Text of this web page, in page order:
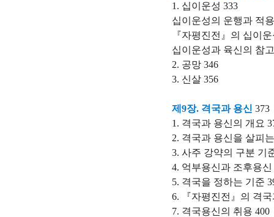
1. 십이운성 333
십이운성의 운행과 적
『자평진전』의 십이
십이운성과 육신의 참
2. 공망 346
3. 신살 356
제9장. 격국과 용신 373
1. 격국과 용신의 개요
2. 격국과 용신을 살피
3. 사주 강약의 구분 기
4. 억부용신과 조후용신
5. 격국을 정하는 기준
6. 『자평진전』의 격
7. 격국용신의 취용 400